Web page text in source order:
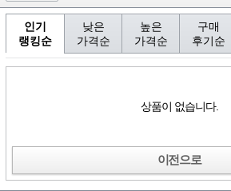
인기
랭킹순
낮은
가격순
높은
가격순
구매
후기순
상품이 없습니다.
이전으로